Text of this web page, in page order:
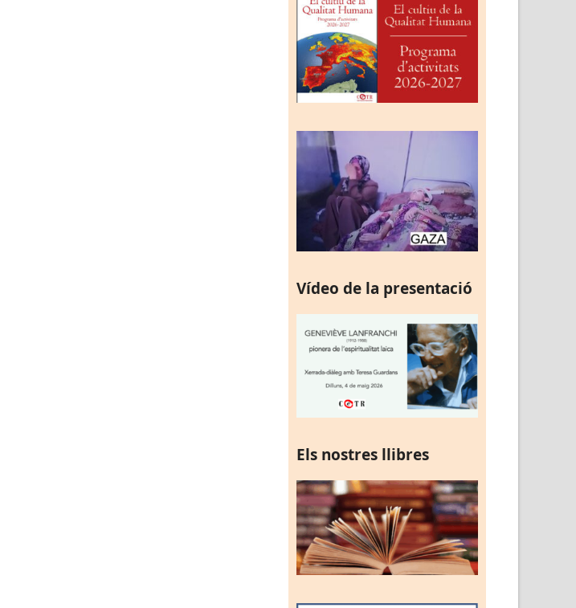
Vídeo de la presentació
Els nostres llibres